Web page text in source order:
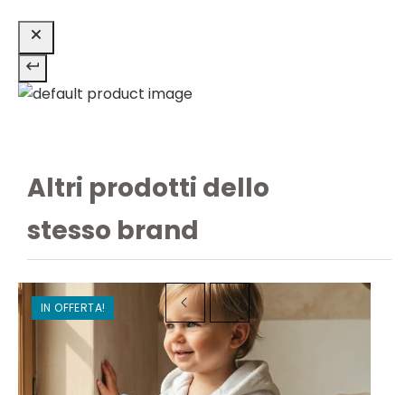
Altri prodotti dello
stesso brand
IN OFFERTA!